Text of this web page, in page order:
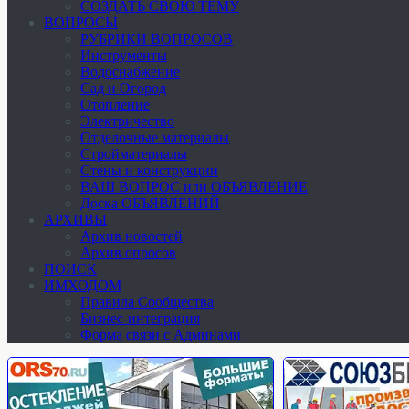
СОЗДАТЬ СВОЮ ТЕМУ
ВОПРОСЫ
РУБРИКИ ВОПРОСОВ
Инструменты
Водоснабжение
Сад и Огород
Отопление
Электричество
Отделочные материалы
Стройматериалы
Стены и конструкции
ВАШ ВОПРОС или ОБЪЯВЛЕНИЕ
Доска ОБЪЯВЛЕНИЙ
АРХИВЫ
Архив новостей
Архив опросов
ПОИСК
ИМХОДОМ
Правила Сообщества
Бизнес-интеграция
Форма связи с Админами